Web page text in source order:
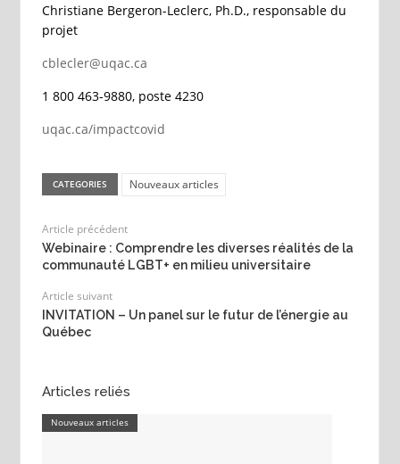
Christiane Bergeron-Leclerc, Ph.D., responsable du
projet
cblecler@uqac.ca
1 800 463-9880, poste 4230
uqac.ca/impactcovid
CATEGORIES Nouveaux articles
Article précédent
Webinaire : Comprendre les diverses réalités de la
communauté LGBT+ en milieu universitaire
Article suivant
INVITATION – Un panel sur le futur de l’énergie au
Québec
Articles reliés
Nouveaux articles